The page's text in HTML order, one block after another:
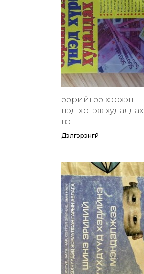
өөрийгөө хэрхэн
үнэд хүргэж худалдах
вэ
Дэлгэрэнгүй